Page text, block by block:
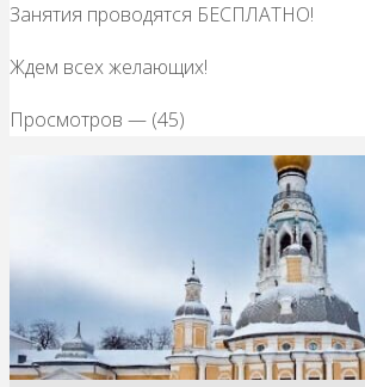
Занятия проводятся БЕСПЛАТНО!
Ждем всех желающих!
Просмотров — (45)